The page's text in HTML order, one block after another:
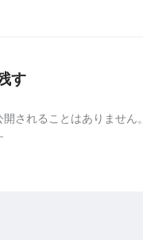
す
されることはありません。